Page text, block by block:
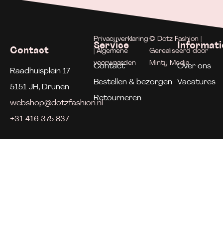
Contact
Raadhuisplein 17
5151 JH, Drunen
webshop@dotzfashion.nl
+31 416 375 837
Service
Contact
Bestellen & bezorgen
Retourneren
Over ons
Vacatures
Privacyverklaring
| Algemene
voorwaarden
© Dotz Fashion |
Gerealiseerd door
Minty Media